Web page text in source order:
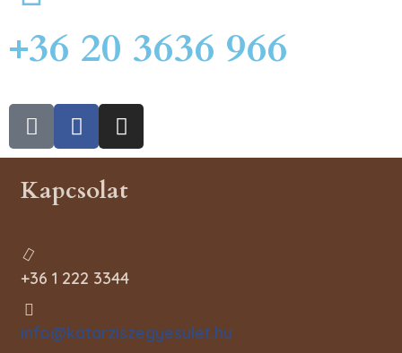
+36 20 3636 966
Kapcsolat
+36 1 222 3344
info@katarziszegyesulet.hu